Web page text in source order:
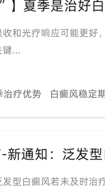
和光疗响应可能更
...
疗优势
白癜风稳定
通知：泛发
型白癜风若未及时